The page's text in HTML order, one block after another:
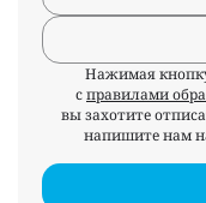
Нажимая
справилами
вы захотите
напишите нам